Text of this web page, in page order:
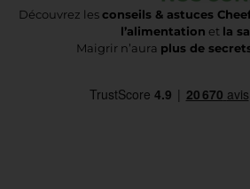
Découvrez lesconseils & astuces
l’alimentation et la
Maigrir n’aura plus de